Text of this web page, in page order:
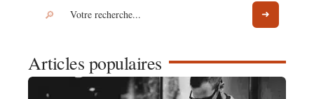
Articles populaires